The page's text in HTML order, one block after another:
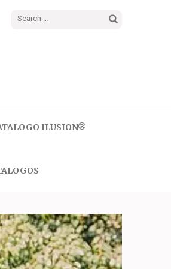
Search
ILUSION®